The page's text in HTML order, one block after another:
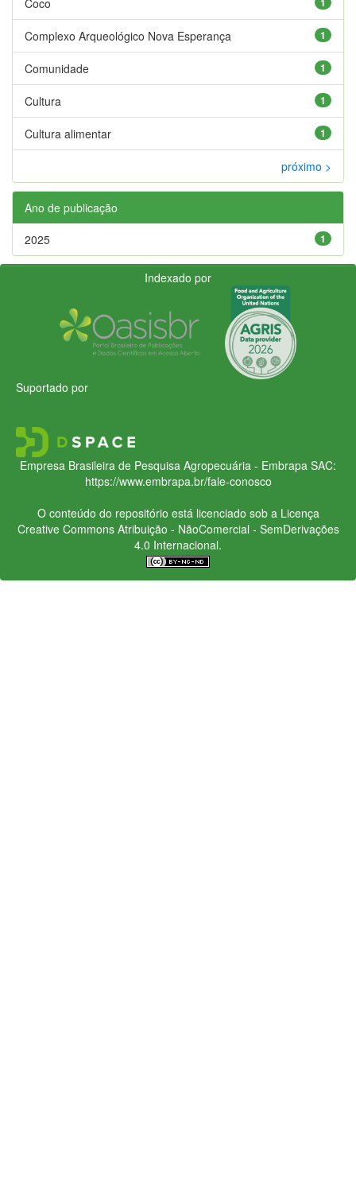
1
Complexo Arqueológico Nova Esperança
1
Comunidade
1
Cultura
1
Cultura alimentar
próximo >
Ano de publicação
1
2025
Indexado por
Suportado por
Empresa Brasileira de Pesquisa Agropecuária - Embrapa SAC:
https://www.embrapa.br/fale-conosco
O conteúdo do repositório está licenciado sob a Licença
Creative CommonsAtribuição - NãoComercial - SemDerivações
4.0 Internacional.